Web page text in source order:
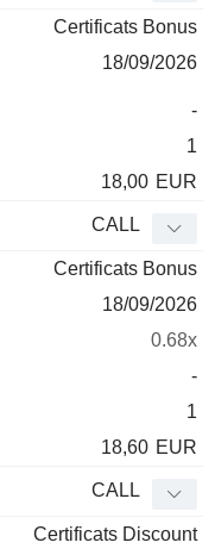
Certificats Bonus
18/09/2026
-
1
18,00 EUR
CALL
Certificats Bonus
18/09/2026
0.68x
-
1
18,60 EUR
CALL
Certificats Discount